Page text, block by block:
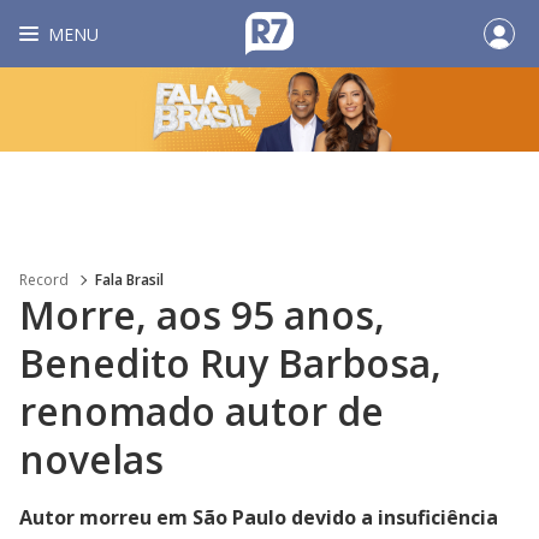
MENU
Record Fala Brasil
Morre, aos 95 anos,
Benedito Ruy Barbosa,
renomado autor de
novelas
Autor morreu em São Paulo devido a insuficiência